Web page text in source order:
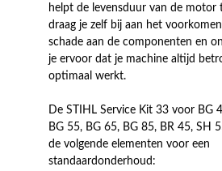
helpt de levensduur van de motor
draag je zelf bij aan het
schade aan de componenten en
je ervoor dat je machine altijd
optimaal werkt.
De STIHL Service Kit 33 voor BG
BG 55, BG 65, BG 85, BR 45, SH
de volgende elementen voor een
standaardonderhoud: